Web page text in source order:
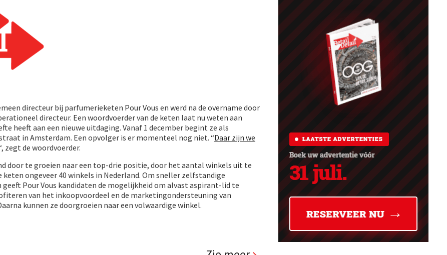
directeur bij parfumerieketen Pour Vous en werd na de overname door
directeur. Een woordvoerder van de keten laat nu weten aan
heeft aan een nieuwe uitdaging. Vanaf 1 december begint ze als
in Amsterdam. Een opvolger is er momenteel nog niet. “Daar zijn we
zegt de woordvoerder.
door te groeien naar een top-drie positie, door het aantal winkels uit te
keten ongeveer 40 winkels in Nederland. Om sneller zelfstandige
Pour Vous kandidaten de mogelijkheid om alvast aspirant-lid te
van het inkoopvoordeel en de marketingondersteuning van
kunnen ze doorgroeien naar een volwaardige winkel.